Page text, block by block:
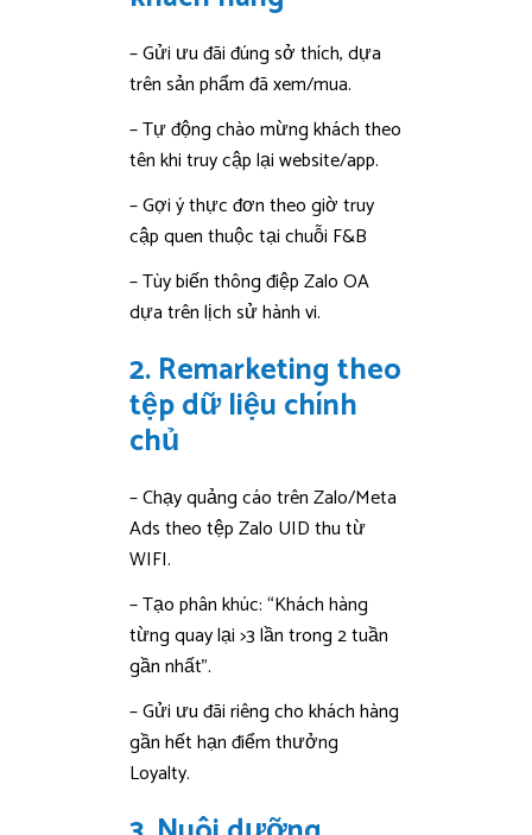
– Gửi ưu đãi đúng sở thích, dựa
trên sản phẩm đã xem/mua.
– Tự động chào mừng khách theo
tên khi truy cập lại website/app.
– Gợi ý thực đơn theo giờ truy
cập quen thuộc tại chuỗi F&B
– Tùy biến thông điệp Zalo OA
dựa trên lịch sử hành vi.
2. Remarketing theo
tệp dữ liệu chính
chủ
– Chạy quảng cáo trên Zalo/Meta
Ads theo tệp Zalo UID thu từ
WIFI.
– Tạo phân khúc: “Khách hàng
từng quay lại >3 lần trong 2 tuần
gần nhất”.
– Gửi ưu đãi riêng cho khách hàng
gần hết hạn điểm thưởng
Loyalty.